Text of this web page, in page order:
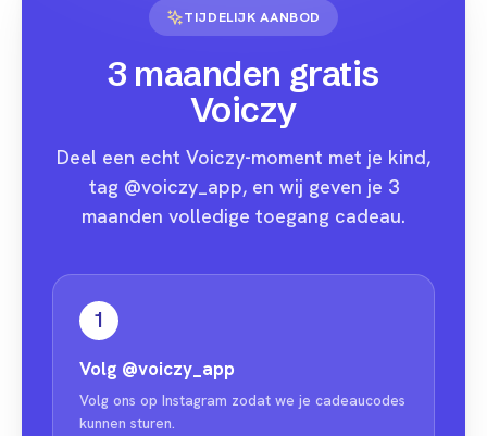
TIJDELIJK AANBOD
3 maanden gratis
Voiczy
Deel een echt Voiczy-moment met je kind,
tag @voiczy_app, en wij geven je 3
maanden volledige toegang cadeau.
1
Volg @voiczy_app
Volg ons op Instagram zodat we je cadeaucodes
kunnen sturen.